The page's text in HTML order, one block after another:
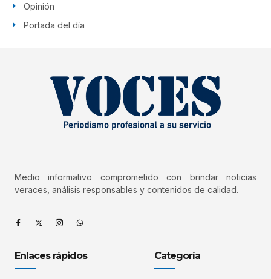
Opinión
Portada del día
Medio informativo comprometido con brindar noticias
veraces, análisis responsables y contenidos de calidad.
Enlaces rápidos Categoría